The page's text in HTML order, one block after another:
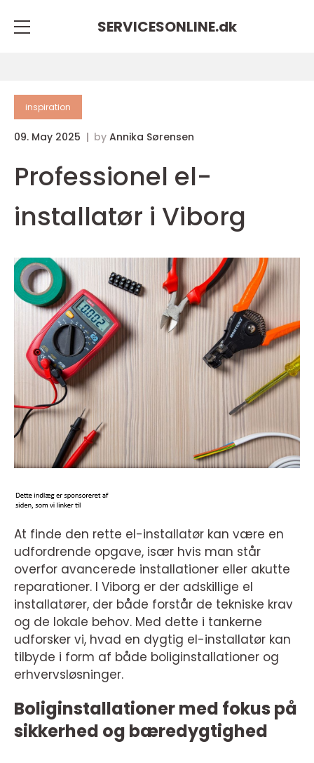
SERVICESONLINE.dk
inspiration
09. May 2025 by Annika Sørensen
Professionel el-
installatør i Viborg
At finde den rette el-installatør kan være en
udfordrende opgave, især hvis man står
overfor avancerede installationer eller akutte
reparationer. I Viborg er der adskillige el
installatører, der både forstår de tekniske krav
og de lokale behov. Med dette i tankerne
udforsker vi, hvad en dygtig el-installatør kan
tilbyde i form af både boliginstallationer og
erhvervsløsninger.
Boliginstallationer med fokus på
sikkerhed og bæredygtighed